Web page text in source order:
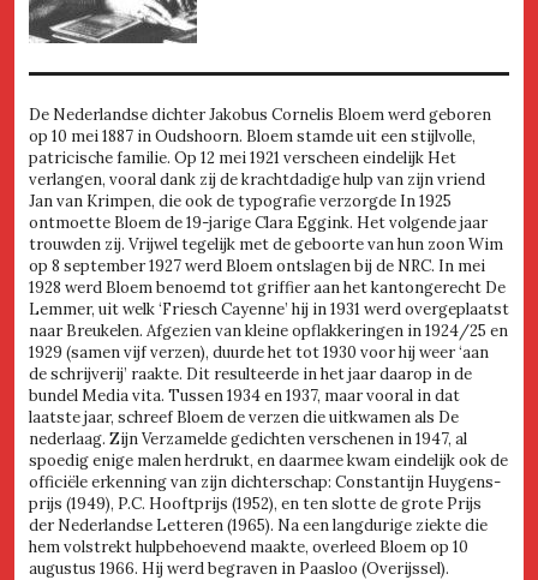
De Nederlandse dichter Jakobus Cornelis Bloem werd geboren
op 10 mei 1887 in Oudshoorn. Bloem stamde uit een stijlvolle,
patricische familie. Op 12 mei 1921 verscheen eindelijk Het
verlangen, vooral dank zij de krachtdadige hulp van zijn vriend
Jan van Krimpen, die ook de typografie verzorgde In 1925
ontmoette Bloem de 19-jarige Clara Eggink. Het volgende jaar
trouwden zij. Vrijwel tegelijk met de geboorte van hun zoon Wim
op 8 september 1927 werd Bloem ontslagen bij de NRC. In mei
1928 werd Bloem benoemd tot griffier aan het kantongerecht De
Lemmer, uit welk ‘Friesch Cayenne’ hij in 1931 werd overgeplaatst
naar Breukelen. Afgezien van kleine opflakkeringen in 1924/25 en
1929 (samen vijf verzen), duurde het tot 1930 voor hij weer ‘aan
de schrijverij’ raakte. Dit resulteerde in het jaar daarop in de
bundel Media vita. Tussen 1934 en 1937, maar vooral in dat
laatste jaar, schreef Bloem de verzen die uitkwamen als De
nederlaag. Zijn Verzamelde gedichten verschenen in 1947, al
spoedig enige malen herdrukt, en daarmee kwam eindelijk ook de
officiële erkenning van zijn dichterschap: Constantijn Huygens-
prijs (1949), P.C. Hooftprijs (1952), en ten slotte de grote Prijs
der Nederlandse Letteren (1965). Na een langdurige ziekte die
hem volstrekt hulpbehoevend maakte, overleed Bloem op 10
augustus 1966. Hij werd begraven in Paasloo (Overijssel).